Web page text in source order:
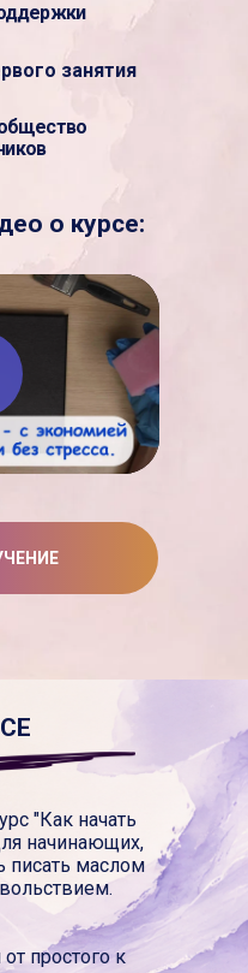
занятия
о курсе:
"Как начать
начинающих,
писать маслом
простого к